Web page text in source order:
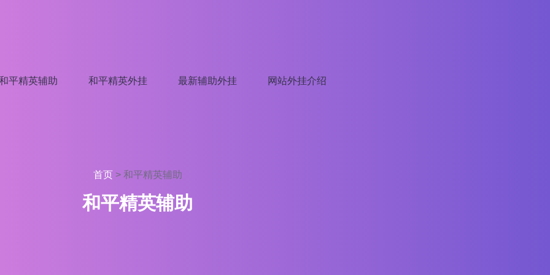
平精英辅助 和平精英外挂 最新辅助外挂 网站外挂介绍
首页 > 和平精英辅助
和平精英辅助